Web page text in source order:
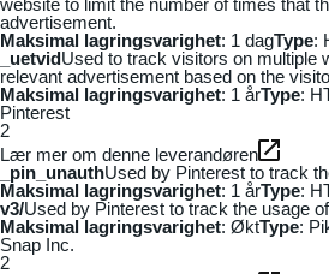
advertisement.
Maksimal lagringsvarighet: 1 dagType:
_uetvidUsed to track visitors on multiple
relevant advertisement based on the
Maksimal lagringsvarighet: 1 årType:
Pinterest
2
Lær mer om denne leverandøren
_pin_unauthUsed by Pinterest to track
Maksimal lagringsvarighet: 1 årType:
v3/Used by Pinterest to track the usage
Maksimal lagringsvarighet: ØktType:
Snap Inc.
2